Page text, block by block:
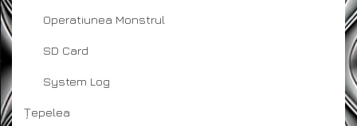
Operatiunea Monstrul
SD Card
System Log
Țepelea